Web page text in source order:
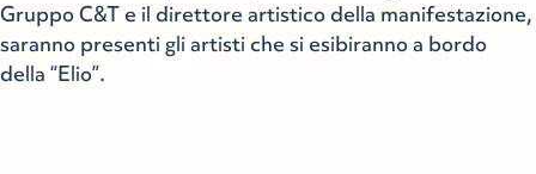
Gruppo C&T e il direttore artistico della manifestazione,
saranno presenti gli artisti che si esibiranno a bordo
della “Elio”.